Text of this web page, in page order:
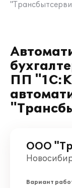
ПП
ООО
Вариант